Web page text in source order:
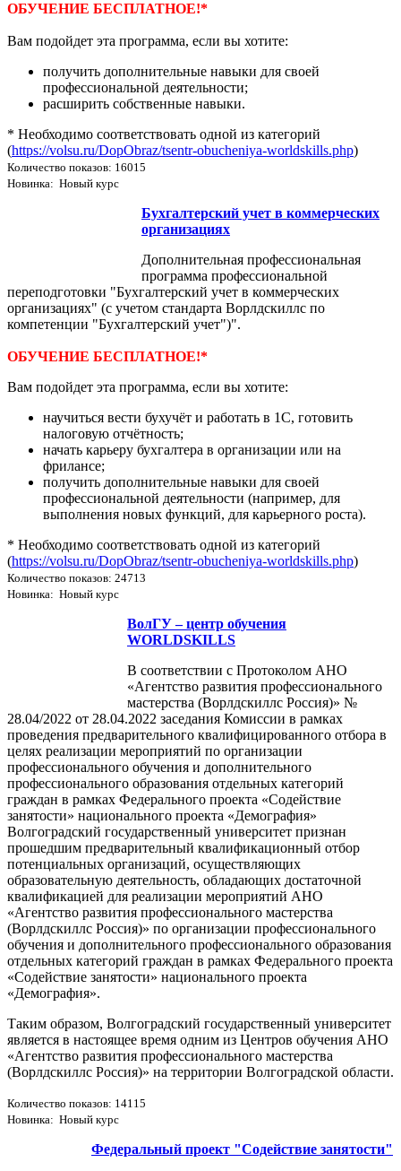
ОБУЧЕНИЕ БЕСПЛАТНОЕ!*
Вам подойдет эта программа, если вы хотите:
получить дополнительные навыки для своей
профессиональной деятельности;
расширить собственные навыки.
* Необходимо соответствовать одной из категорий
(https://volsu.ru/DopObraz/tsentr-obucheniya-worldskills.php)
Количество показов: 16015
Новинка: Новый курс
Бухгалтерский учет в коммерческих
организациях
Дополнительная профессиональная
программа профессиональной
переподготовки "Бухгалтерский учет в коммерческих
организациях" (с учетом стандарта Ворлдскиллс по
компетенции "Бухгалтерский учет")".
ОБУЧЕНИЕ БЕСПЛАТНОЕ!*
Вам подойдет эта программа, если вы хотите:
научиться вести бухучёт и работать в 1С, готовить
налоговую отчётность;
начать карьеру бухгалтера в организации или на
фрилансе;
получить дополнительные навыки для своей
профессиональной деятельности (например, для
выполнения новых функций, для карьерного роста).
* Необходимо соответствовать одной из категорий
(https://volsu.ru/DopObraz/tsentr-obucheniya-worldskills.php)
Количество показов: 24713
Новинка: Новый курс
ВолГУ – центр обучения
WORLDSKILLS
В соответствии с Протоколом АНО
«Агентство развития профессионального
мастерства (Ворлдскиллс Россия)» №
28.04/2022 от 28.04.2022 заседания Комиссии в рамках
проведения предварительного квалифицированного отбора в
целях реализации мероприятий по организации
профессионального обучения и дополнительного
профессионального образования отдельных категорий
граждан в рамках Федерального проекта «Содействие
занятости» национального проекта «Демография»
Волгоградский государственный университет признан
прошедшим предварительный квалификационный отбор
потенциальных организаций, осуществляющих
образовательную деятельность, обладающих достаточной
квалификацией для реализации мероприятий АНО
«Агентство развития профессионального мастерства
(Ворлдскиллс Россия)» по организации профессионального
обучения и дополнительного профессионального образования
отдельных категорий граждан в рамках Федерального проекта
«Содействие занятости» национального проекта
«Демография».
Таким образом, Волгоградский государственный университет
является в настоящее время одним из Центров обучения АНО
«Агентство развития профессионального мастерства
(Ворлдскиллс Россия)» на территории Волгоградской области.
Количество показов: 14115
Новинка: Новый курс
Федеральный проект "Содействие занятости"